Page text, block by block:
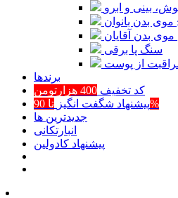
بینی و ابرو
موی بدن بانوان
موی بدن آقایان
سنگ پا برقی
مراقبت از پوست
برند‌ها
کد تخفیف 400 هزارتومن
پیشنهاد شگفت انگیزتا 90%
جدیدترین ها
انبارتکانی
پیشنهاد کادولین